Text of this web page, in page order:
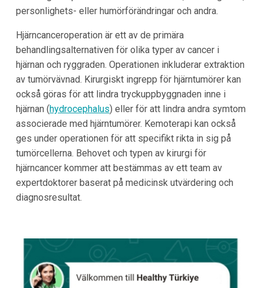
personlighets- eller humörförändringar och andra.
Hjärncanceroperation är ett av de primära
behandlingsalternativen för olika typer av cancer i
hjärnan och ryggraden. Operationen inkluderar extraktion
av tumörvävnad. Kirurgiskt ingrepp för hjärntumörer kan
också göras för att lindra tryckuppbyggnaden inne i
hjärnan (hydrocephalus) eller för att lindra andra symtom
associerade med hjärntumörer. Kemoterapi kan också
ges under operationen för att specifikt rikta in sig på
tumörcellerna. Behovet och typen av kirurgi för
hjärncancer kommer att bestämmas av ett team av
expertdoktorer baserat på medicinsk utvärdering och
diagnosresultat.